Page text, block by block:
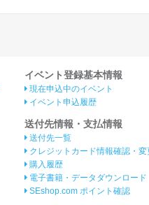
イベント登録基本情報
現在申込中のイベント
イベント申込履歴
送付先情報・支払情報
送付先一覧
クレジットカード情報確認・変
購入履歴
電子書籍・データダウンロード
SEshop.com ポイント確認